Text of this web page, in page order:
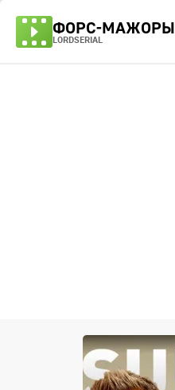
ФОРС-МАЖОРЫ
LORDSERIAL